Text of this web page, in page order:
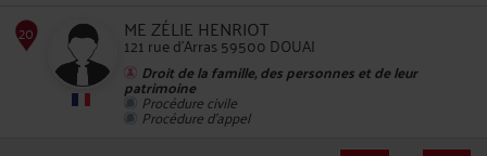
ME ZÉLIE HENRIOT
121 rue d'Arras 59500 DOUAI
Droit de la famille, des personnes et de leur
patrimoine
Procédure civile
Procédure d'appel